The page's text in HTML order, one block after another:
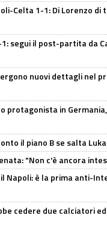
Celta 1-1: Di Lorenzo
segui il post-partita da
nuovi dettagli nel
protagonista in
il piano B se salta
"Non c'è ancora
Napoli: è la prima anti-
cedere due calciatori